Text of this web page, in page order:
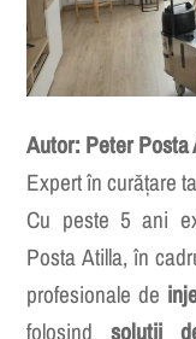
Autor: Peter Posta
Expert în curățare
Cu peste 5 ani
Posta Atilla, în